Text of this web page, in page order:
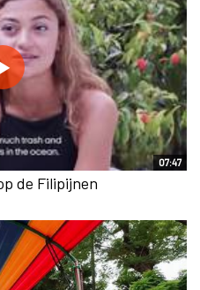
07:47
de Filipijnen